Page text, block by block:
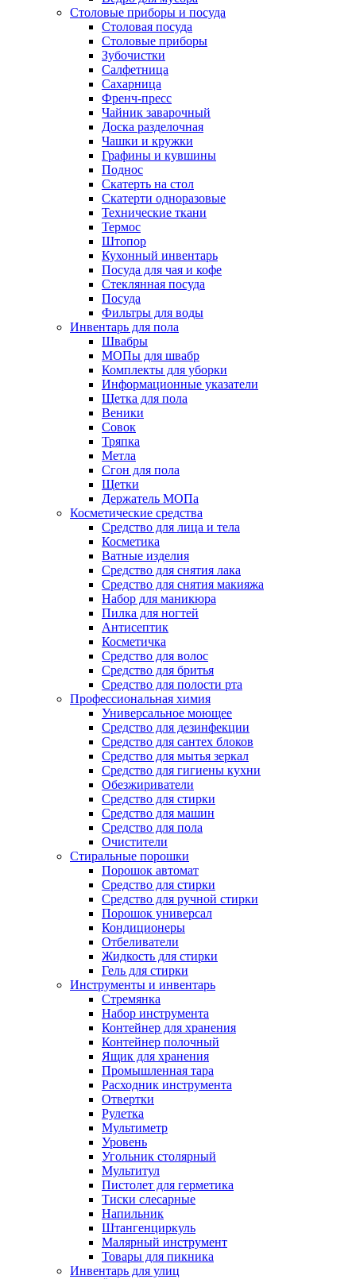
Столовые приборы и посуда
Столовая посуда
Столовые приборы
Зубочистки
Салфетница
Сахарница
Френч-пресс
Чайник заварочный
Доска разделочная
Чашки и кружки
Графины и кувшины
Поднос
Скатерть на стол
Скатерти одноразовые
Технические ткани
Термос
Штопор
Кухонный инвентарь
Посуда для чая и кофе
Стеклянная посуда
Посуда
Фильтры для воды
Инвентарь для пола
Швабры
МОПы для швабр
Комплекты для уборки
Информационные указатели
Щетка для пола
Веники
Совок
Тряпка
Метла
Сгон для пола
Щетки
Держатель МОПа
Косметические средства
Средство для лица и тела
Косметика
Ватные изделия
Средство для снятия лака
Средство для снятия макияжа
Набор для маникюра
Пилка для ногтей
Антисептик
Косметичка
Средство для волос
Средство для бритья
Средство для полости рта
Профессиональная химия
Универсальное моющее
Средство для дезинфекции
Средство для сантех блоков
Средство для мытья зеркал
Средство для гигиены кухни
Обезжириватели
Средство для стирки
Средство для машин
Средство для пола
Очистители
Стиральные порошки
Порошок автомат
Средство для стирки
Средство для ручной стирки
Порошок универсал
Кондиционеры
Отбеливатели
Жидкость для стирки
Гель для стирки
Инструменты и инвентарь
Стремянка
Набор инструмента
Контейнер для хранения
Контейнер полочный
Ящик для хранения
Промышленная тара
Расходник инструмента
Отвертки
Рулетка
Мультиметр
Уровень
Угольник столярный
Мультитул
Пистолет для герметика
Тиски слесарные
Напильник
Штангенциркуль
Малярный инструмент
Товары для пикника
Инвентарь для улиц